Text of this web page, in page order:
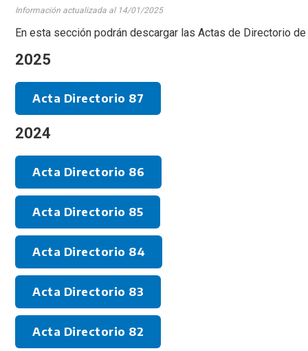
Información actualizada al 14/01/2025
En esta sección podrán descargar las Actas de Directorio de
2025
Acta Directorio 87
2024
Acta Directorio 86
Acta Directorio 85
Acta Directorio 84
Acta Directorio 83
Acta Directorio 82